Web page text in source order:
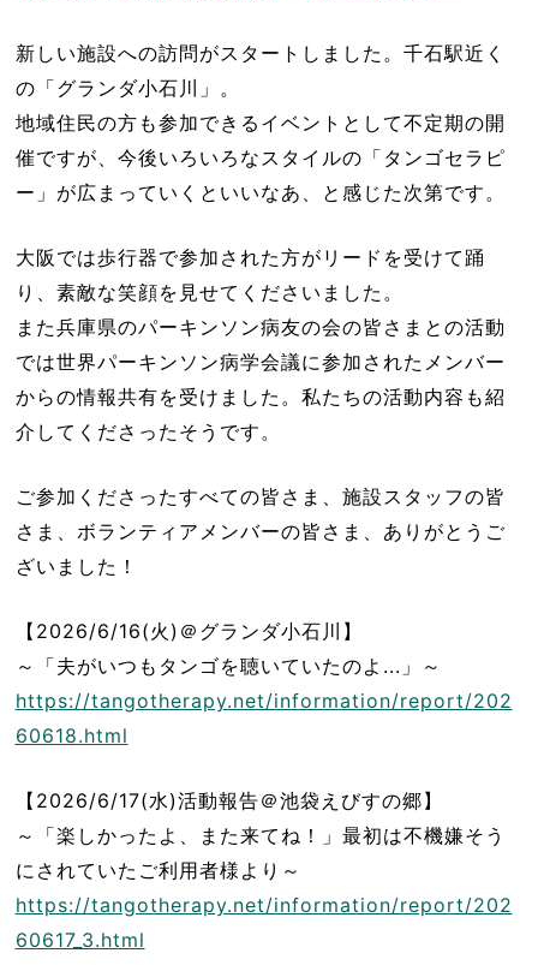
新しい施設への訪問がスタートしました。千石駅近く
の「グランダ小石川」。
地域住民の方も参加できるイベントとして不定期の開
催ですが、今後いろいろなスタイルの「タンゴセラピ
ー」が広まっていくといいなあ、と感じた次第です。
大阪では歩行器で参加された方がリードを受けて踊
り、素敵な笑顔を見せてくださいました。
また兵庫県のパーキンソン病友の会の皆さまとの活動
では世界パーキンソン病学会議に参加されたメンバー
からの情報共有を受けました。私たちの活動内容も紹
介してくださったそうです。
ご参加くださったすべての皆さま、施設スタッフの皆
さま、ボランティアメンバーの皆さま、ありがとうご
ざいました！
【2026/6/16(火)＠グランダ小石川】
～「夫がいつもタンゴを聴いていたのよ...」～
https://tangotherapy.net/information/report/202
60618.html
【2026/6/17(水)活動報告＠池袋えびすの郷】
～「楽しかったよ、また来てね！」最初は不機嫌そう
にされていたご利用者様より～
https://tangotherapy.net/information/report/202
60617_3.html